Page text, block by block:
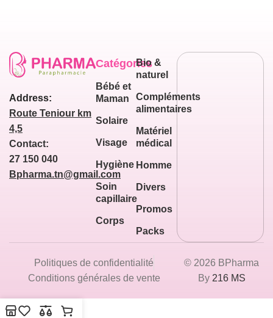
Address:
Route Teniour km
4,5
Contact:
27 150 040
Bpharma.tn@gmail.com
Catégories
Bébé et
Maman
Solaire
Visage
Hygiène
Soin
capillaire
Corps
Bio &
naturel
Compléments
alimentaires
Matériel
médical
Homme
Divers
Promos
Packs
© 2026 BPharma
By 216 MS
Politiques de confidentialité
Conditions générales de vente